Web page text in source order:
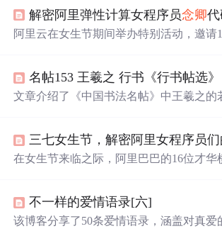
配置参考。
解密阿里弹性计算女程序员念卿代
阿里云在女生节期间举办特别活动，邀请
异构计算入门、企业级存储市场分析、
像识别技术揭秘、ECS运维技巧、镜像预
名帖153 王羲之 行书《行书帖选》
文章介绍了《中国书法名帖》中王羲之的
法艺术和家族传承。
三七女生节，解密阿里女程序员们
在女生节来临之际，阿里巴巴的16位才华
不一样的爱情语录[六]
该博客分享了50条爱情语录，涵盖对真爱